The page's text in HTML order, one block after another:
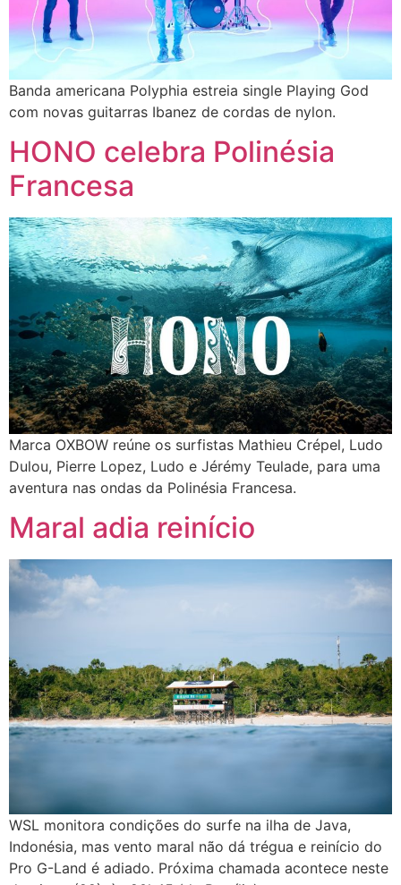
Banda americana Polyphia estreia single Playing God
com novas guitarras Ibanez de cordas de nylon.
HONO celebra Polinésia
Francesa
Marca OXBOW reúne os surfistas Mathieu Crépel, Ludo
Dulou, Pierre Lopez, Ludo e Jérémy Teulade, para uma
aventura nas ondas da Polinésia Francesa.
Maral adia reinício
WSL monitora condições do surfe na ilha de Java,
Indonésia, mas vento maral não dá trégua e reinício do
Pro G-Land é adiado. Próxima chamada acontece neste